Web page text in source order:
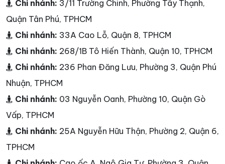
Chi nhánh: 3/11 Trường Chinh, Phường Tây Thạnh,
Quận Tân Phú, TPHCM
Chi nhánh: 33A Cao Lỗ, Quận 8, TPHCM
Chi nhánh: 268/1B Tô Hiến Thành, Quận 10, TPHCM
Chi nhánh: 236 Phan Đăng Lưu, Phường 3, Quận Phú
Nhuận, TPHCM
Chi nhánh: 03 Nguyễn Oanh, Phường 10, Quận Gò
Vấp, TPHCM
Chi nhánh: 25A Nguyễn Hữu Thận, Phường 2, Quận 6,
TPHCM